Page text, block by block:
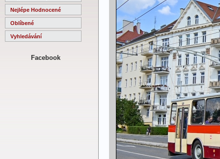
Nejlépe Hodnocené
Oblíbené
Vyhledávání
Facebook